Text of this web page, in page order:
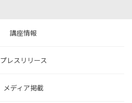
講座情報
プレスリリース
メディア掲載